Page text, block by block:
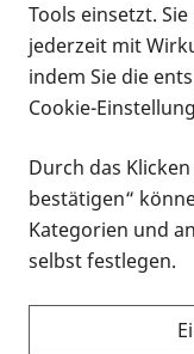
Infomaterial
Vorlesen
Alle
Formaten an
Sie möchten
suchen und
Tools einsetzt.
jederzeit mit
indem Sie die
Cookie-
Durch das
bestätigen“
Kategorien und
selbst festlegen.